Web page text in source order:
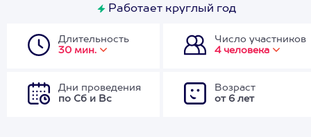
Работает круглый год
Длительность
30 мин.
Число участников
4 человека
Дни проведения
по Сб и Вс
Возраст
от 6 лет